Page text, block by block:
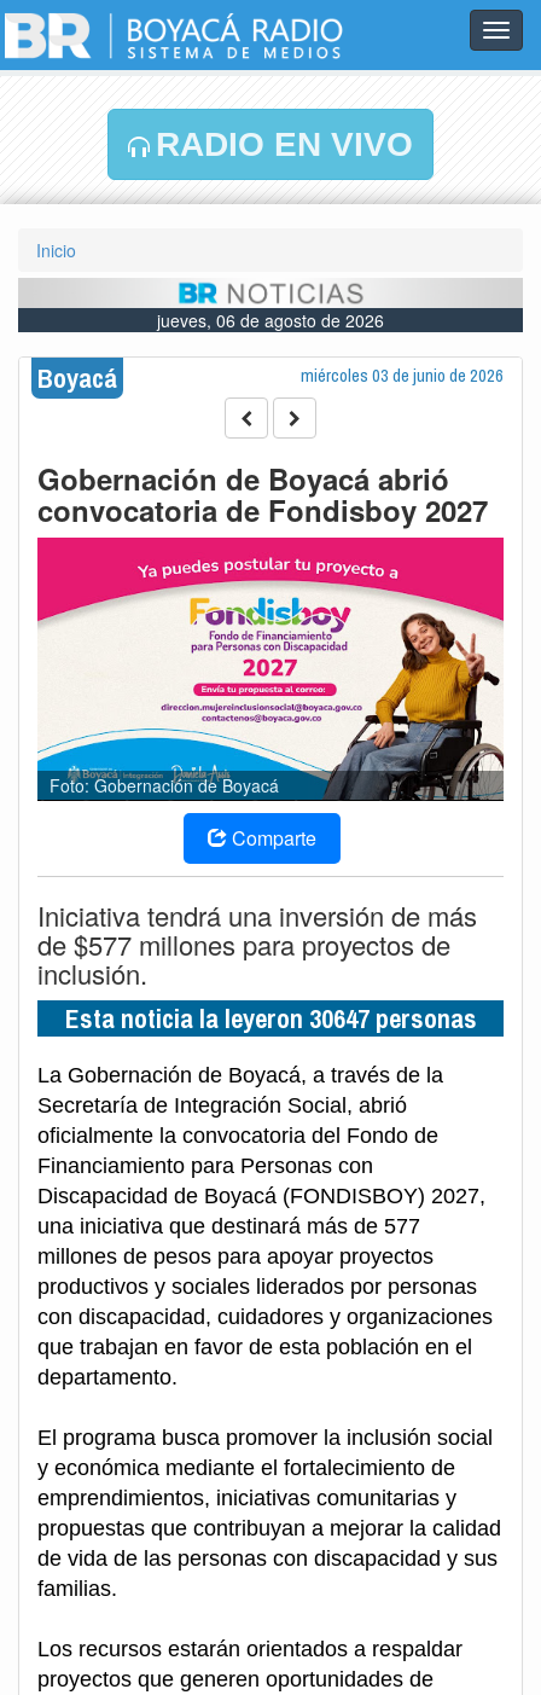
RADIO EN VIVO
Inicio
jueves, 06 de agosto de 2026
Boyacá miércoles 03 de junio de 2026
Gobernación de Boyacá abrió
convocatoria de Fondisboy 2027
Foto: Gobernación de Boyacá
Comparte
Iniciativa tendrá una inversión de más
de $577 millones para proyectos de
inclusión.
Esta noticia la leyeron 30647 personas
La Gobernación de Boyacá, a través de la
Secretaría de Integración Social, abrió
oficialmente la convocatoria del Fondo de
Financiamiento para Personas con
Discapacidad de Boyacá (FONDISBOY) 2027,
una iniciativa que destinará más de 577
millones de pesos para apoyar proyectos
productivos y sociales liderados por personas
con discapacidad, cuidadores y organizaciones
que trabajan en favor de esta población en el
departamento.
El programa busca promover la inclusión social
y económica mediante el fortalecimiento de
emprendimientos, iniciativas comunitarias y
propuestas que contribuyan a mejorar la calidad
de vida de las personas con discapacidad y sus
familias.
Los recursos estarán orientados a respaldar
proyectos que generen oportunidades de